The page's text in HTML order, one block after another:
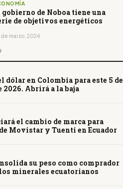
gobierno de Noboa tiene una
de objetivos energéticos
de marzo, 2024
dólar en Colombia para este 5 de
2026. Abrirá a la baja
el cambio de marca para
Movistar y Tuenti en Ecuador
su peso como comprador
minerales ecuatorianos